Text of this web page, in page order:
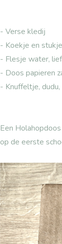
- Verse kledij
- Koekje en
- Flesje water,
- Doos papieren
- Knuffeltje, dudu,
Een
op de eerste